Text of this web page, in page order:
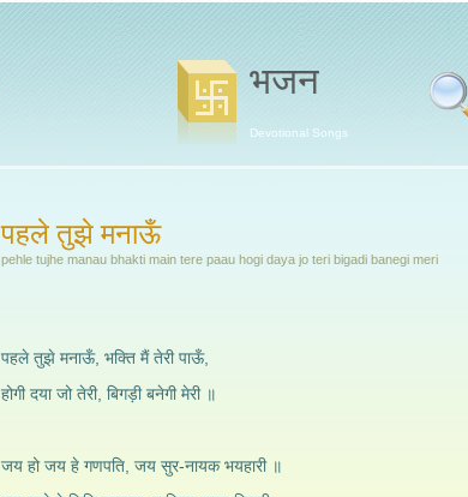
भजन
Devotional Songs
पहले तुझे मनाऊँ
pehle tujhe manau bhakti main tere paau hogi daya jo teri bigadi banegi meri
पहले तुझे मनाऊँ, भक्ति मैं तेरी पाऊँ,
होगी दया जो तेरी, बिगड़ी बनेगी मेरी ॥
जय हो जय हे गणपति, जय सुर-नायक भयहारी ॥